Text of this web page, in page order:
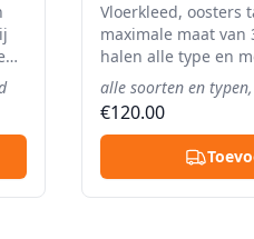
Vloerkleed, oosters
maximale maat van
halen alle type en
en tapijten op. Of
stuk of vervuild is,
sterke ploeg haalt
huis, flat of
alle soorten en
€120.00